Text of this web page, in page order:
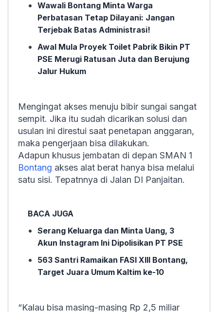
Wawali Bontang Minta Warga
Perbatasan Tetap Dilayani: Jangan
Terjebak Batas Administrasi!
Awal Mula Proyek Toilet Pabrik Bikin PT
PSE Merugi Ratusan Juta dan Berujung
Jalur Hukum
Mengingat akses menuju bibir sungai sangat
sempit. Jika itu sudah dicarikan solusi dan
usulan ini direstui saat penetapan anggaran,
maka pengerjaan bisa dilakukan.
Adapun khusus jembatan di depan SMAN 1
Bontang akses alat berat hanya bisa melalui
satu sisi. Tepatnnya di Jalan DI Panjaitan.
BACA JUGA
Serang Keluarga dan Minta Uang, 3
Akun Instagram Ini Dipolisikan PT PSE
563 Santri Ramaikan FASI XIII Bontang,
Target Juara Umum Kaltim ke-10
“Kalau bisa masing-masing Rp 2,5 miliar